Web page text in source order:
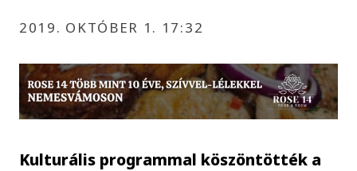
2019. OKTÓBER 1. 17:32
Kulturális programmal köszöntötték a